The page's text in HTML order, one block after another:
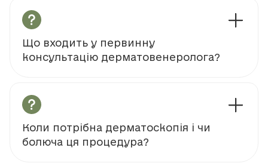
Що входить у первинну
консультацію дерматовенеролога?
Коли потрібна дерматоскопія і чи
болюча ця процедура?